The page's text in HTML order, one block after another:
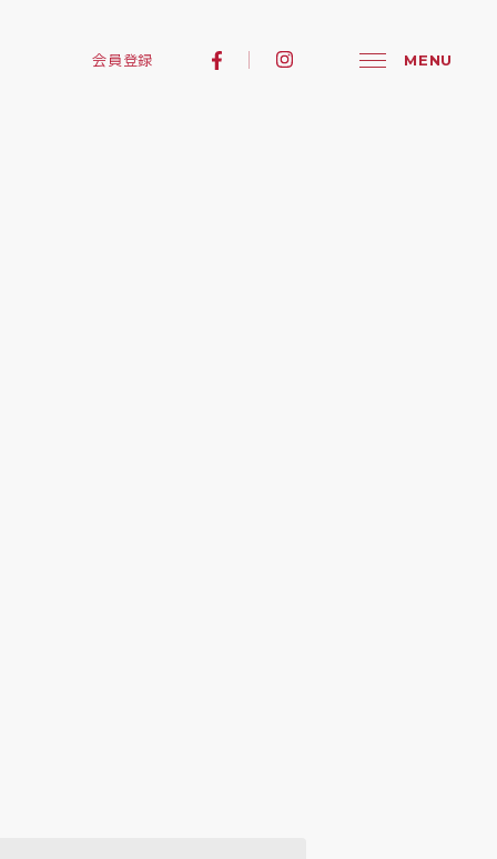
会員登録 MENU